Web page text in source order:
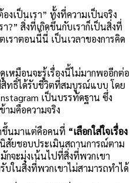
งเป็นเรา” ทั้งที่ความเป็นจริง
?” สิ่งที่เกิดขึ้นกับเราก็เป็นสิ่งที่
ราตอนนี้นี่ เป็นเวลาของการคิด
เหมือนจะรู้เรื่องนี้ไม่มากพออีกต่อ
สิทธิ์ได้รับชีวิตที่สมบูรณ์แบบ โดย
เป็นบรรทัดฐาน ซึ่ง
มคือความจริง
นมาแต่คือคนที่ “เลือกใส่ใจเรื่อง
สัยชอบประเมินสถานการณ์ตาม
กจะมุ่งเน้นไปที่สิ่งที่พวกเขา
ในสิ่งที่พวกเขาไม่สามารถทำได้